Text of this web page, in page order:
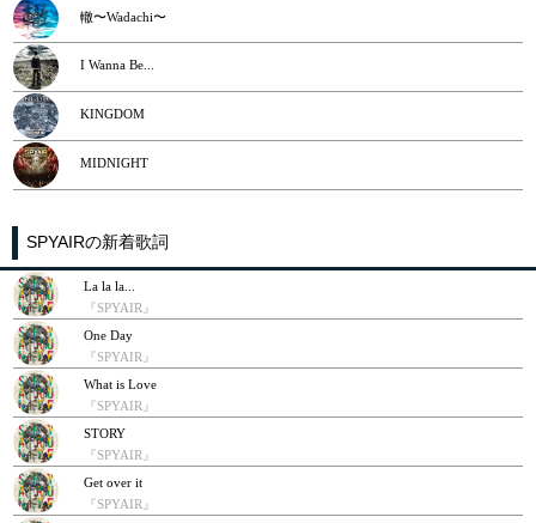
轍〜Wadachi〜
I Wanna Be...
KINGDOM
MIDNIGHT
SPYAIRの新着歌詞
La la la...
『SPYAIR』
One Day
『SPYAIR』
What is Love
『SPYAIR』
STORY
『SPYAIR』
Get over it
『SPYAIR』